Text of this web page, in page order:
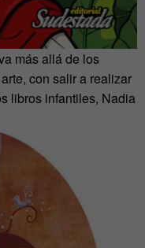
más allá de los
con salir a realizar
libros infantiles, Nadia